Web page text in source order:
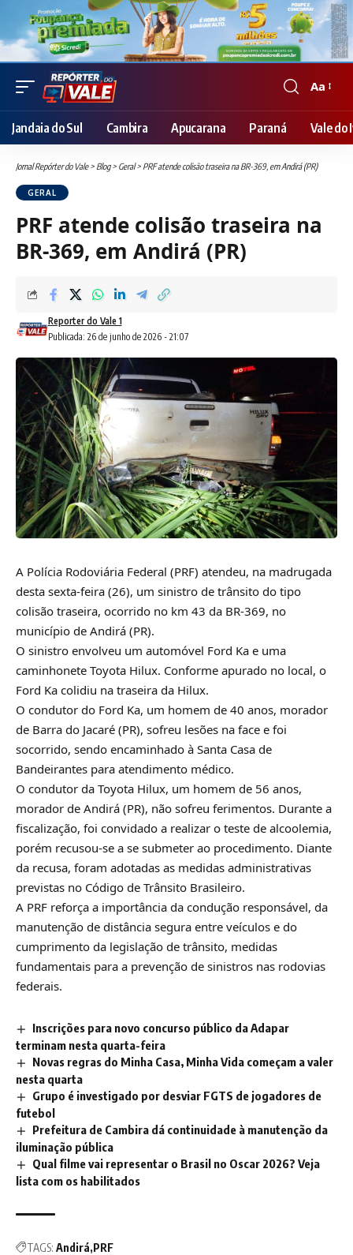
Font
Resizer
Aa
Jandaia do Sul Cambira Apucarana Paraná Vale do
Jornal Repórter do Vale> Blog> Geral> PRF atende colisão traseira na BR-369, em Andirá (PR)
GERAL
PRF atende colisão traseira na
BR-369, em Andirá (PR)
Publicada: 26 de junho de 2026 - 21:07
Reporter do Vale 1
A Polícia Rodoviária Federal (PRF) atendeu, na madrugada
desta sexta-feira (26), um sinistro de trânsito do tipo
colisão traseira, ocorrido no km 43 da BR-369, no
município de Andirá (PR).
O sinistro envolveu um automóvel Ford Ka e uma
caminhonete Toyota Hilux. Conforme apurado no local, o
Ford Ka colidiu na traseira da Hilux.
O condutor do Ford Ka, um homem de 40 anos, morador
de Barra do Jacaré (PR), sofreu lesões na face e foi
socorrido, sendo encaminhado à Santa Casa de
Bandeirantes para atendimento médico.
O condutor da Toyota Hilux, um homem de 56 anos,
morador de Andirá (PR), não sofreu ferimentos. Durante a
fiscalização, foi convidado a realizar o teste de alcoolemia,
porém recusou-se a se submeter ao procedimento. Diante
da recusa, foram adotadas as medidas administrativas
previstas no Código de Trânsito Brasileiro.
A PRF reforça a importância da condução responsável, da
manutenção de distância segura entre veículos e do
cumprimento da legislação de trânsito, medidas
fundamentais para a prevenção de sinistros nas rodovias
federais.
Inscrições para novo concurso público da Adapar
terminam nesta quarta-feira
Novas regras do Minha Casa, Minha Vida começam a valer
nesta quarta
Grupo é investigado por desviar FGTS de jogadores de
futebol
Prefeitura de Cambira dá continuidade à manutenção da
iluminação pública
Qual filme vai representar o Brasil no Oscar 2026? Veja
lista com os habilitados
TAGS: Andirá PRF